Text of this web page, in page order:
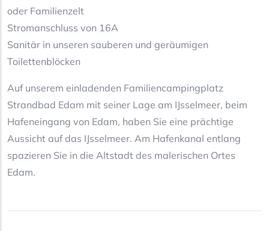
oder Familienzelt
Stromanschluss von 16A
Sanitär in unseren sauberen und geräumigen
Toilettenblöcken
Auf unserem einladenden Familiencampingplatz
Strandbad Edam mit seiner Lage am IJsselmeer, beim
Hafeneingang von Edam, haben Sie eine prächtige
Aussicht auf das IJsselmeer. Am Hafenkanal entlang
spazieren Sie in die Altstadt des malerischen Ortes
Edam.